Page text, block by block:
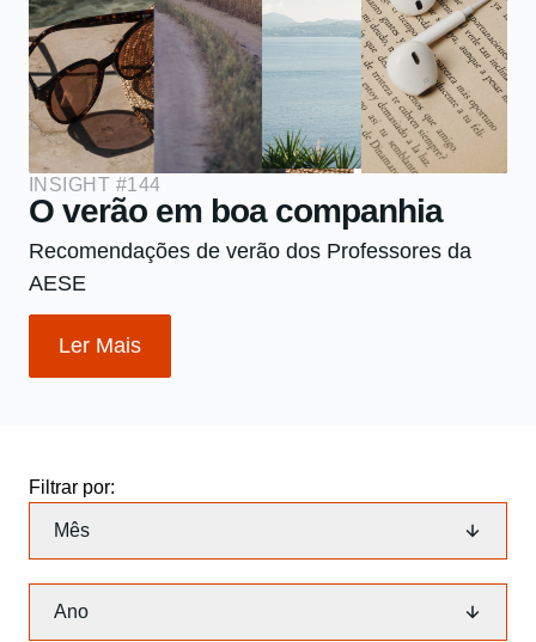
INSIGHT #144
O verão em boa companhia
Recomendações de verão dos Professores da
AESE
Ler Mais
Filtrar por:
Mês
Ano